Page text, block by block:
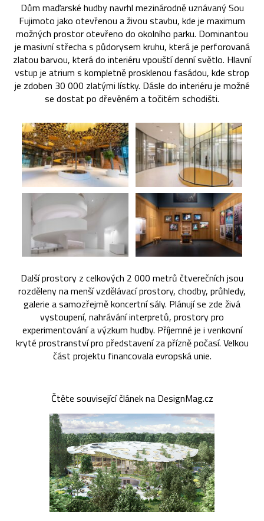
Dům maďarské hudby navrhl mezinárodně uznávaný Sou
Fujimoto jako otevřenou a živou stavbu, kde je maximum
možných prostor otevřeno do okolního parku. Dominantou
je masivní střecha s půdorysem kruhu, která je perforovaná
zlatou barvou, která do interiéru vpouští denní světlo. Hlavní
vstup je atrium s kompletně prosklenou fasádou, kde strop
je zdoben 30 000 zlatými lístky. Dásle do interiéru je možné
se dostat po dřevěném a točitém schodišti.
Další prostory z celkových 2 000 metrů čtverečních jsou
rozděleny na menší vzdělávací prostory, chodby, průhledy,
galerie a samozřejmě koncertní sály. Plánují se zde živá
vystoupení, nahrávání interpretů, prostory pro
experimentování a výzkum hudby. Příjemné je i venkovní
kryté prostranství pro představení za přízně počasí. Velkou
část projektu financovala evropská unie.
Čtěte související článek na DesignMag.cz